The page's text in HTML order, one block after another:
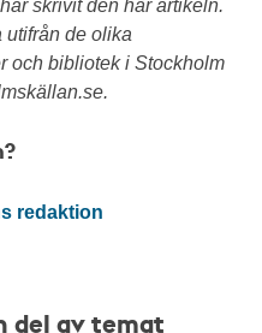
skrivit den här artikeln.
utifrån de olika
och bibliotek i Stockholm
redaktion
del av temat